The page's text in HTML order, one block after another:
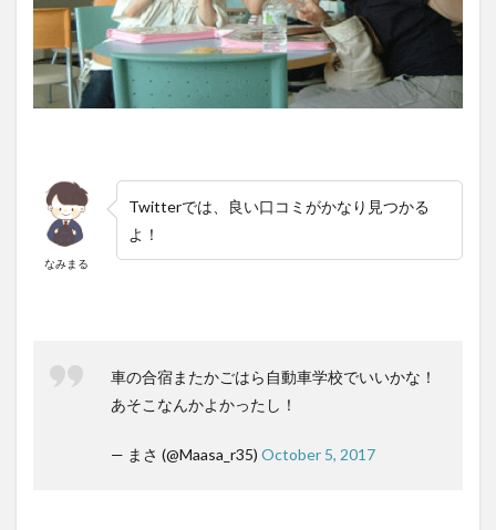
なみまる
Twitterでは、良い口コミがかなり見つかる
よ！
車の合宿またかごはら自動車学校でいいかな！
あそこなんかよかったし！
— まさ (@Maasa_r35) October 5, 2017